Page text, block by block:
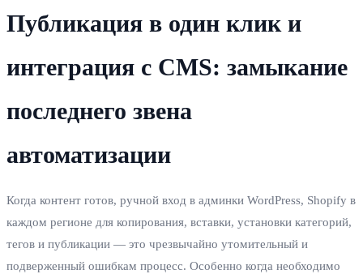
Публикация в один клик и
интеграция с CMS: замыкание
последнего звена
автоматизации
Когда контент готов, ручной вход в админки WordPress, Shopify в
каждом регионе для копирования, вставки, установки категорий,
тегов и публикации — это чрезвычайно утомительный и
подверженный ошибкам процесс. Особенно когда необходимо